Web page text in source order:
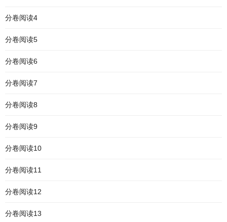
分卷阅读4
分卷阅读5
分卷阅读6
分卷阅读7
分卷阅读8
分卷阅读9
分卷阅读10
分卷阅读11
分卷阅读12
分卷阅读13